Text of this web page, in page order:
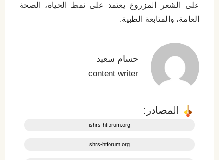
على الشعر المزروع يعتمد على نمط الحياة، الصحة
العامة، والمتابعة الطبية.
حسام سعید
content writer
المصادر:
ishrs-htforum.org
shrs-htforum.org